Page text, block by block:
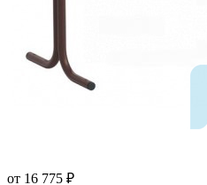
от 16 775 ₽